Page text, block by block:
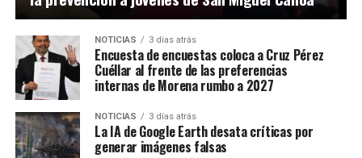
NOTICIAS 3 días atrás
Encuesta de encuestas coloca a Cruz Pérez
Cuéllar al frente de las preferencias
internas de Morena rumbo a 2027
NOTICIAS 3 días atrás
La IA de Google Earth desata críticas por
generar imágenes falsas